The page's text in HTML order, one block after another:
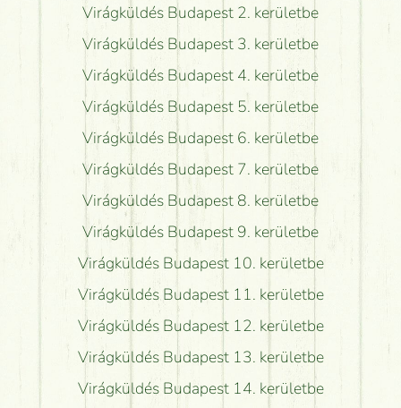
Virágküldés Budapest 2. kerületbe
Virágküldés Budapest 3. kerületbe
Virágküldés Budapest 4. kerületbe
Virágküldés Budapest 5. kerületbe
Virágküldés Budapest 6. kerületbe
Virágküldés Budapest 7. kerületbe
Virágküldés Budapest 8. kerületbe
Virágküldés Budapest 9. kerületbe
Virágküldés Budapest 10. kerületbe
Virágküldés Budapest 11. kerületbe
Virágküldés Budapest 12. kerületbe
Virágküldés Budapest 13. kerületbe
Virágküldés Budapest 14. kerületbe